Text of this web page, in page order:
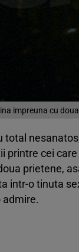
impreuna cu
total
printre cei
prietene,
intr-o tinuta
admire.